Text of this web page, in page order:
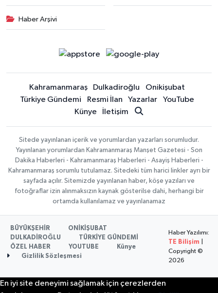
Haber Arşivi
Kahramanmaraş Dulkadiroğlu
Onikişubat
Türkiye Gündemi
Resmi İlan Yazarlar
YouTube
Künye
İletişim
Sitede yayınlanan içerik ve yorumlardan yazarları sorumludur.
Yayınlanan yorumlardan Kahramanmaraş Manşet Gazetesi - Son
Dakika Haberleri - Kahramanmaraş Haberleri - Asayiş Haberleri -
Kahramanmaraş sorumlu tutulamaz. Sitedeki tüm harici linkler ayrı bir
sayfada açılır. Sitemizde yayınlanan haber, köşe yazıları ve
fotoğraflar izin alınmaksızın kaynak gösterilse dahi, herhangi bir
ortamda kullanılamaz ve yayınlanamaz
BÜYÜKŞEHİR
ONİKİŞUBAT
DULKADİROĞLU
TÜRKİYE GÜNDEMİ
ÖZEL HABER
YOUTUBE
Künye
Gizlilik Sözleşmesi
Haber Yazılımı:
TE Bilişim
Copyright ©
2026
En iyi site deneyimi sağlamak için çerezlerden